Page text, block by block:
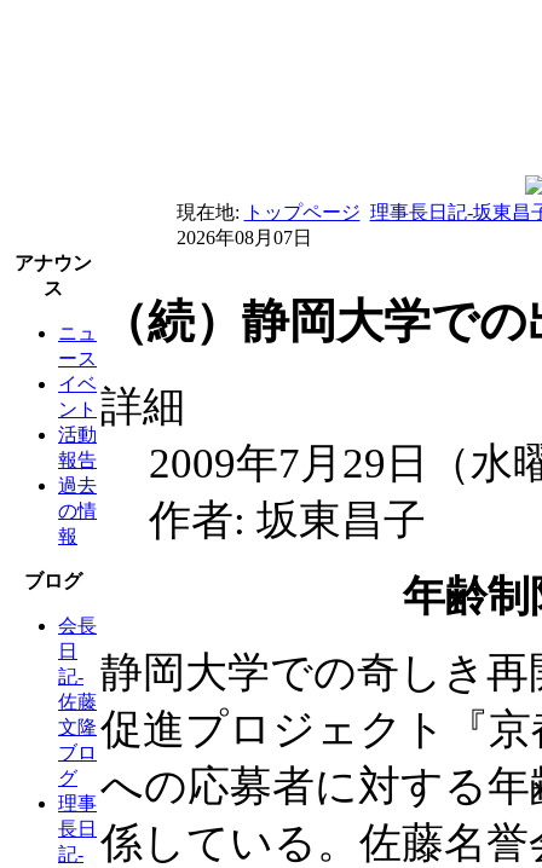
現在地: トップページ 理事長日記-坂東昌
2026年08月07日
アナウン
ス
ニュ
ース
イベ
ント
活動
報告
過去
の情
報
ブログ
会長
日
記-
佐藤
文隆
ブロ
グ
理事
長日
記-
（続）静岡大学で
詳細
2009年7月29日（水
作者: 坂東昌子
年齢制
静岡大学での奇しき
促進プロジェクト『
への応募者に対する
係している。佐藤名